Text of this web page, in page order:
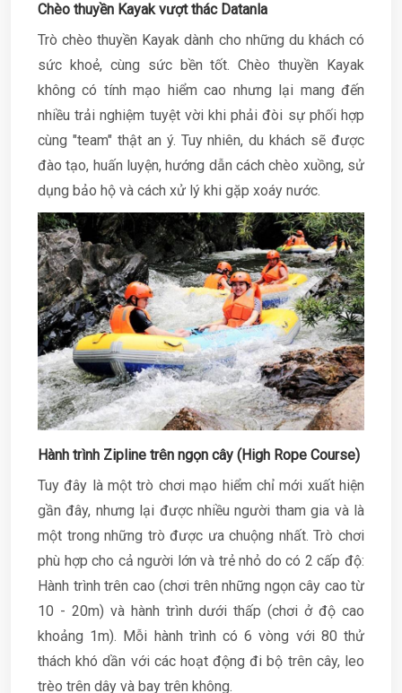
Chèo thuyền Kayak vượt thác Datanla
Trò chèo thuyền Kayak dành cho những du khách có
sức khoẻ, cùng sức bền tốt. Chèo thuyền Kayak
không có tính mạo hiểm cao nhưng lại mang đến
nhiều trải nghiệm tuyệt vời khi phải đòi sự phối hợp
cùng "team" thật an ý. Tuy nhiên, du khách sẽ được
đào tạo, huấn luyện, hướng dẫn cách chèo xuồng, sử
dụng bảo hộ và cách xử lý khi gặp xoáy nước.
Hành trình Zipline trên ngọn cây (High Rope Course)
Tuy đây là một trò chơi mạo hiểm chỉ mới xuất hiện
gần đây, nhưng lại được nhiều người tham gia và là
một trong những trò được ưa chuộng nhất. Trò chơi
phù hợp cho cả người lớn và trẻ nhỏ do có 2 cấp độ:
Hành trình trên cao (chơi trên những ngọn cây cao từ
10 - 20m) và hành trình dưới thấp (chơi ở độ cao
khoảng 1m). Mỗi hành trình có 6 vòng với 80 thử
thách khó dần với các hoạt động đi bộ trên cây, leo
trèo trên dây và bay trên không.